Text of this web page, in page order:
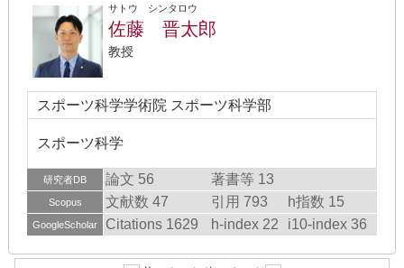
サトウ シンタロウ
佐藤 晋太郎
教授
スポーツ科学学術院 スポーツ科学部
スポーツ科学
研究者DB 論文 56 著書等 13
Scopus 文献数 47 引用 793 h指数 15
GoogleScholar Citations 1629 h-index 22 i10-index 36